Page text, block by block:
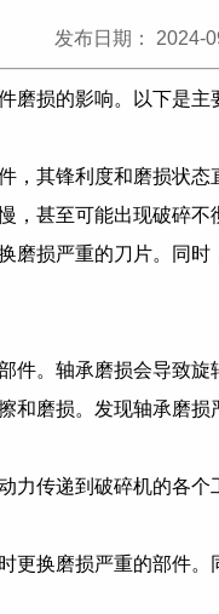
发布日期： 2024-
磨损的影响。以下是主
，其锋利度和磨损状
，甚至可能出现破碎不
磨损严重的刀片。同
。轴承磨损会导致旋
磨损。发现轴承磨损
力传递到破碎机的各
更换磨损严重的部件